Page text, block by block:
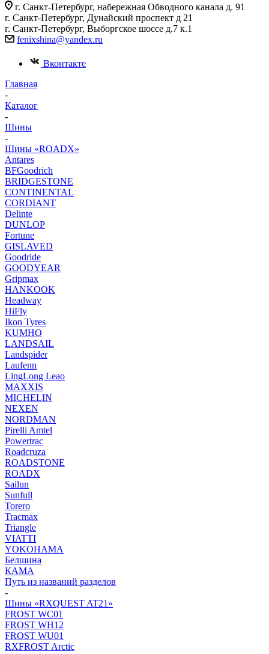
г. Санкт-Петербург, набережная Обводного канала д. 91
г. Санкт-Петербург, Дунайский проспект д 21
г. Санкт-Петербург, Выборгское шоссе д.7 к.1
fenixshina@yandex.ru
Вконтакте
Главная
-
Каталог
-
Шины
-
Шины «ROADX»
Antares
BFGoodrich
BRIDGESTONE
CONTINENTAL
CORDIANT
Delinte
DUNLOP
Fortune
GISLAVED
Goodride
GOODYEAR
Gripmax
HANKOOK
Headway
HiFly
Ikon Tyres
KUMHO
LANDSAIL
Landspider
Laufenn
LingLong Leao
MAXXIS
MICHELIN
NEXEN
NORDMAN
Pirelli Amtel
Powertrac
Roadcruza
ROADSTONE
ROADX
Sailun
Sunfull
Torero
Tracmax
Triangle
VIATTI
YOKOHAMA
Белшина
КАМА
Путь из названий разделов
-
Шины «RXQUEST AT21»
FROST WC01
FROST WH12
FROST WU01
RXFROST Arctic